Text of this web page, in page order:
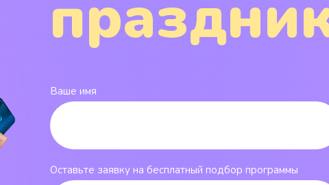
Ваше имя
Оставьте заявку на бесплатный подбор программы